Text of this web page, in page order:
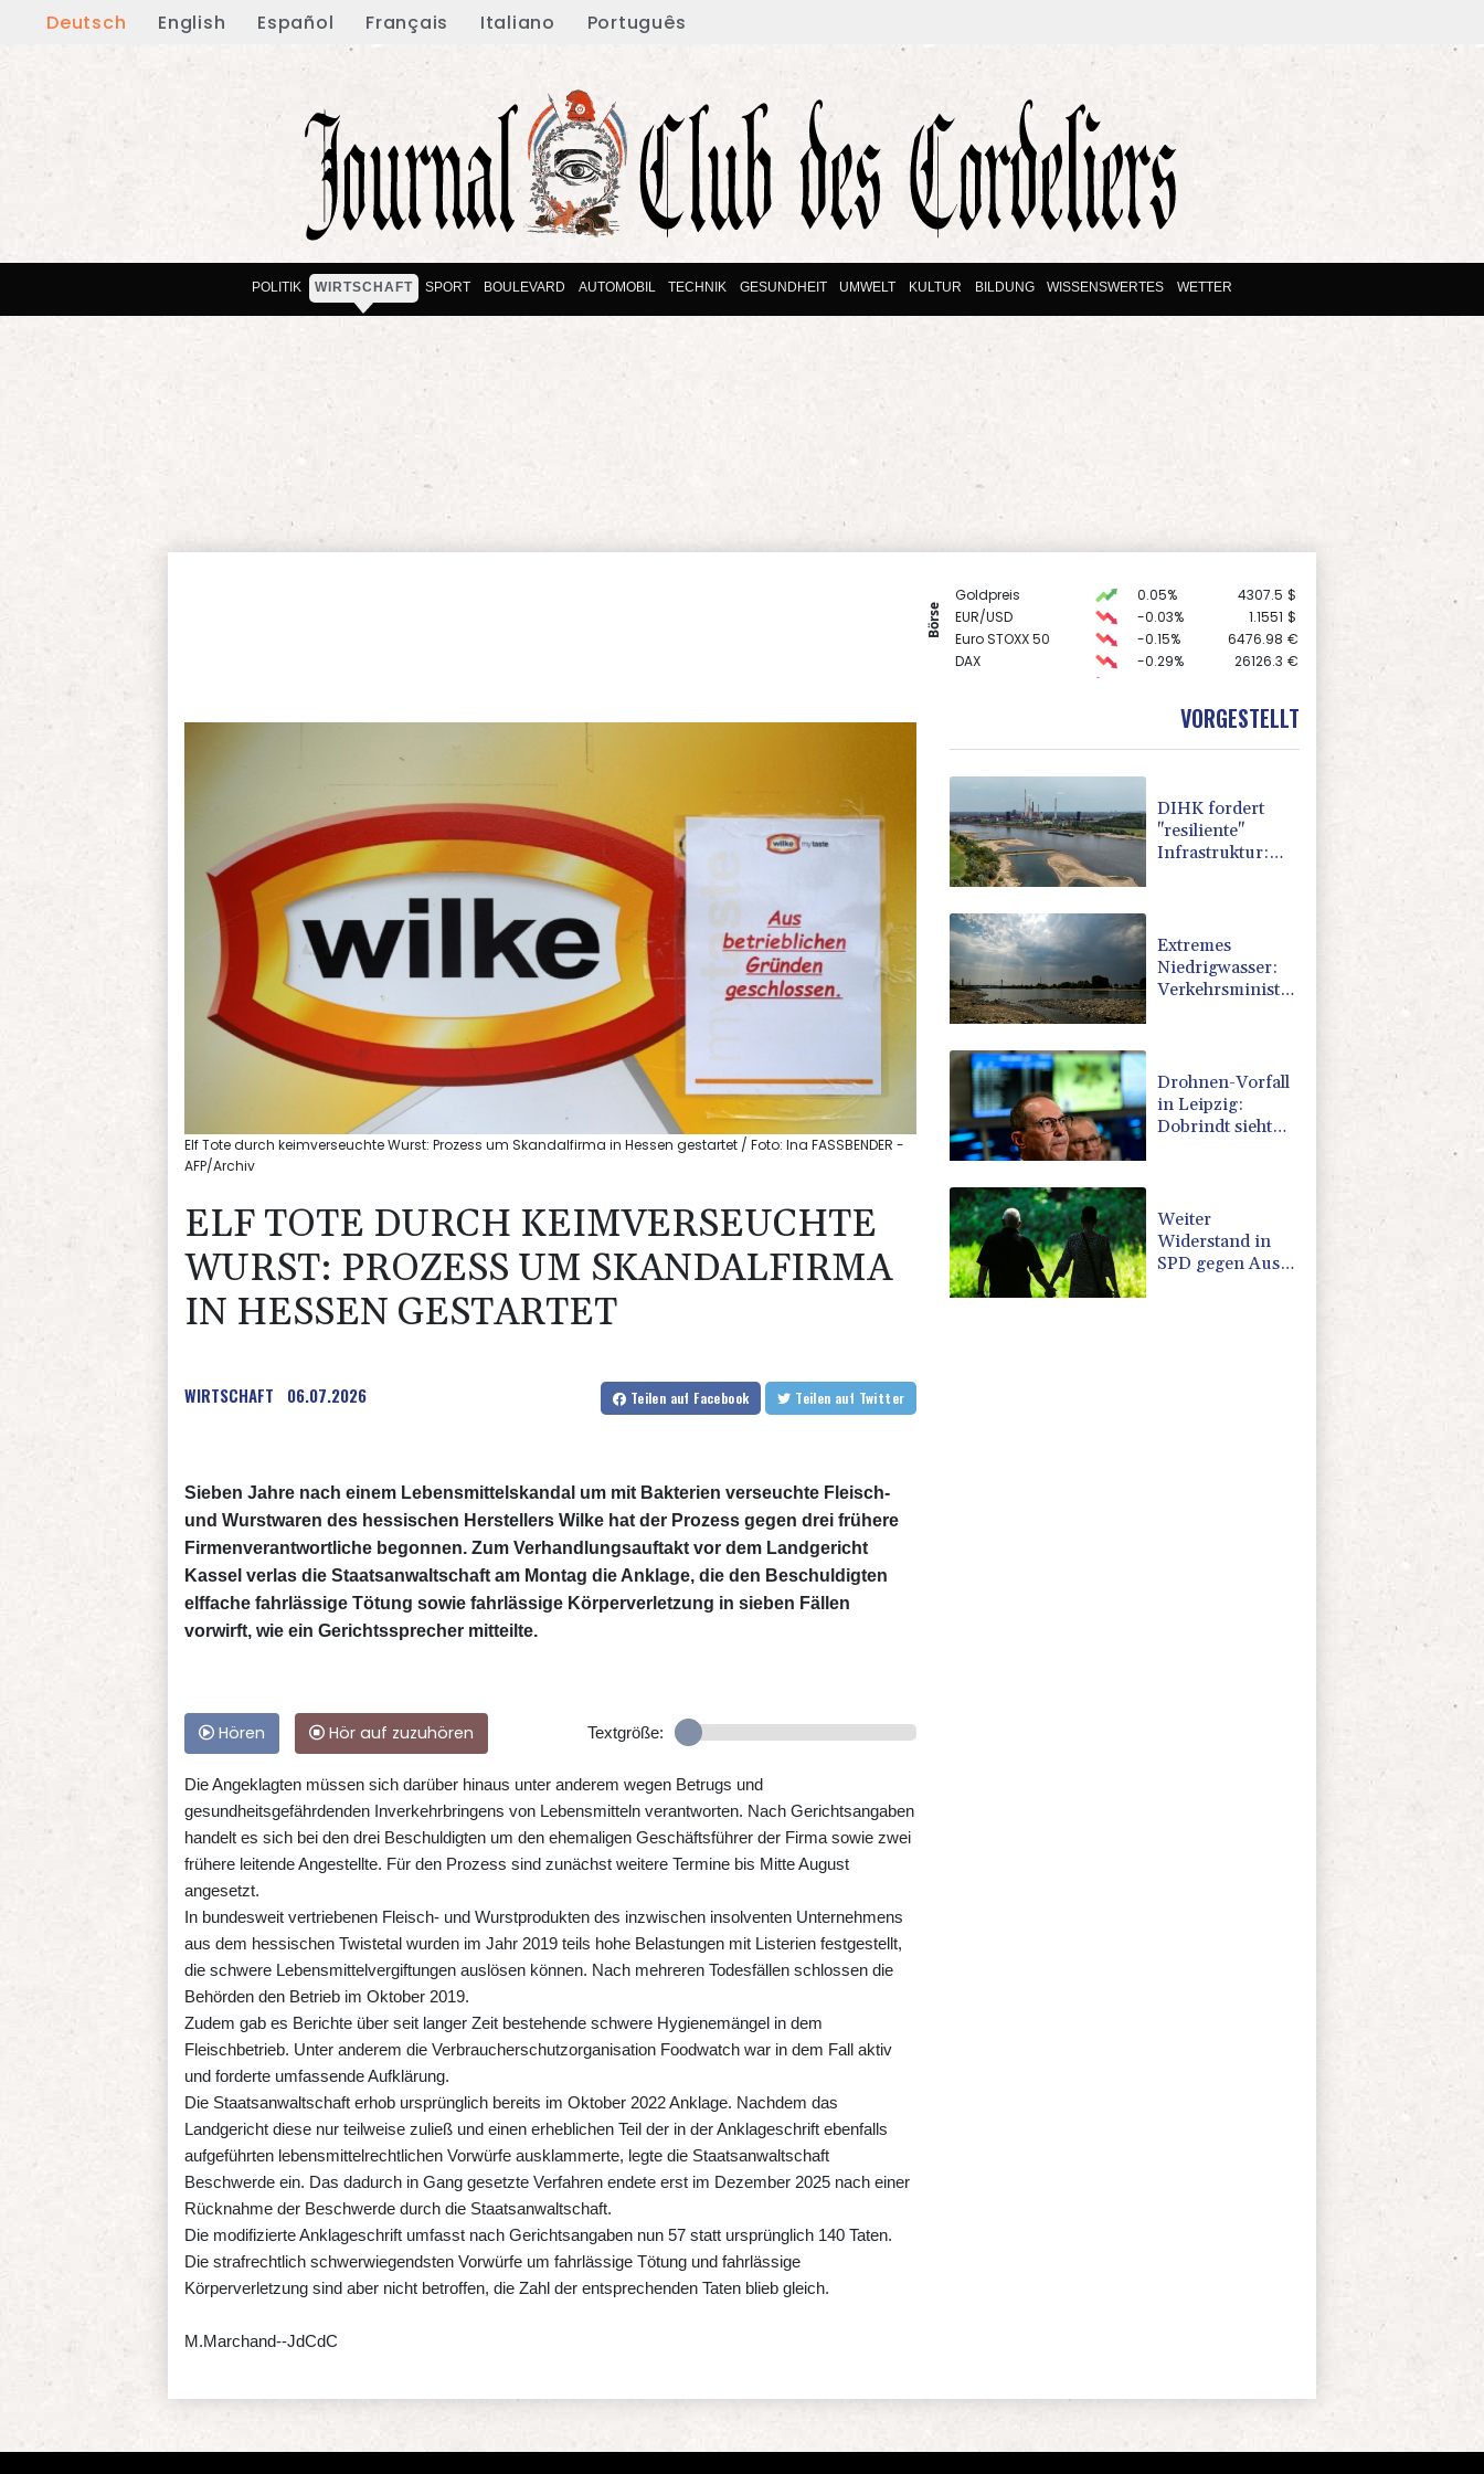
Deutsch English Español Français Italiano Português
POLITIK WIRTSCHAFT SPORT BOULEVARD AUTOMOBIL TECHNIK GESUNDHEIT UMWELT KULTUR BILDUNG WISSENSWERTES WETTER
Börse
Goldpreis 0.05% 4307.5 $
EUR/USD
-0.03% 1.1551 $
Euro STOXX 50
-0.15% 6476.98 €
DAX
-0.29% 26126.3 €
32426.33 €
-0.89% 3946.73 €
Elf Tote durch keimverseuchte Wurst: Prozess um Skandalfirma in Hessen gestartet / Foto: Ina FASSBENDER -
AFP/Archiv
ELF TOTE DURCH KEIMVERSEUCHTE
WURST: PROZESS UM SKANDALFIRMA
IN HESSEN GESTARTET
WIRTSCHAFT 06.07.2026 Teilen auf Facebook Teilen auf Twitter
Sieben Jahre nach einem Lebensmittelskandal um mit Bakterien verseuchte Fleisch-
und Wurstwaren des hessischen Herstellers Wilke hat der Prozess gegen drei frühere
Firmenverantwortliche begonnen. Zum Verhandlungsauftakt vor dem Landgericht
Kassel verlas die Staatsanwaltschaft am Montag die Anklage, die den Beschuldigten
elffache fahrlässige Tötung sowie fahrlässige Körperverletzung in sieben Fällen
vorwirft, wie ein Gerichtssprecher mitteilte.
Hören Hör auf zuzuhören Textgröße:
Die Angeklagten müssen sich darüber hinaus unter anderem wegen Betrugs und
gesundheitsgefährdenden Inverkehrbringens von Lebensmitteln verantworten. Nach Gerichtsangaben
handelt es sich bei den drei Beschuldigten um den ehemaligen Geschäftsführer der Firma sowie zwei
frühere leitende Angestellte. Für den Prozess sind zunächst weitere Termine bis Mitte August
angesetzt.
In bundesweit vertriebenen Fleisch- und Wurstprodukten des inzwischen insolventen Unternehmens
aus dem hessischen Twistetal wurden im Jahr 2019 teils hohe Belastungen mit Listerien festgestellt,
die schwere Lebensmittelvergiftungen auslösen können. Nach mehreren Todesfällen schlossen die
Behörden den Betrieb im Oktober 2019.
Zudem gab es Berichte über seit langer Zeit bestehende schwere Hygienemängel in dem
Fleischbetrieb. Unter anderem die Verbraucherschutzorganisation Foodwatch war in dem Fall aktiv
und forderte umfassende Aufklärung.
Die Staatsanwaltschaft erhob ursprünglich bereits im Oktober 2022 Anklage. Nachdem das
Landgericht diese nur teilweise zuließ und einen erheblichen Teil der in der Anklageschrift ebenfalls
aufgeführten lebensmittelrechtlichen Vorwürfe ausklammerte, legte die Staatsanwaltschaft
Beschwerde ein. Das dadurch in Gang gesetzte Verfahren endete erst im Dezember 2025 nach einer
Rücknahme der Beschwerde durch die Staatsanwaltschaft.
Die modifizierte Anklageschrift umfasst nach Gerichtsangaben nun 57 statt ursprünglich 140 Taten.
Die strafrechtlich schwerwiegendsten Vorwürfe um fahrlässige Tötung und fahrlässige
Körperverletzung sind aber nicht betroffen, die Zahl der entsprechenden Taten blieb gleich.
M.Marchand--JdCdC
VORGESTELLT
DIHK fordert
"resiliente"
Infrastruktur:
anpassen
Extremes
Niedrigwasser:
Verkehrsminister
Drohnen-Vorfall
in Leipzig:
Dobrindt sieht
Weiter
Widerstand in
SPD gegen Aus